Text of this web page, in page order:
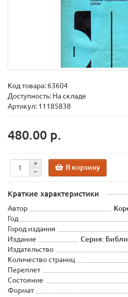
Код товара: 63604
Доступность: На складе
Артикул: 11185838
480.00 р.
В корзину
Краткие характеристики
Автор
Год
Город издания
Издание
Серия:
Издательство
Количество страниц
Переплет
Состояние
Формат